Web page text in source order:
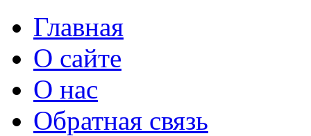
Главная
О сайте
О нас
Обратная связь